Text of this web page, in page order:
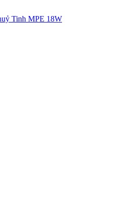
Tinh MPE 18W